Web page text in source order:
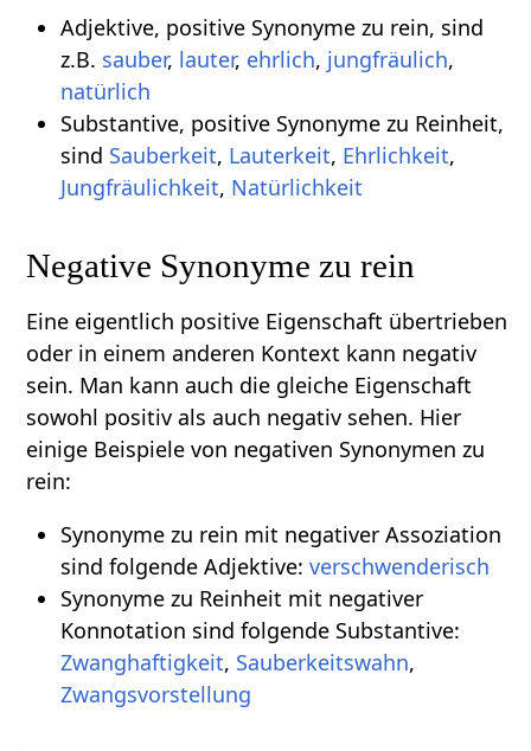
Adjektive, positive Synonyme zu rein, sind
z.B. sauber, lauter, ehrlich, jungfräulich,
natürlich
Substantive, positive Synonyme zu Reinheit,
sind Sauberkeit, Lauterkeit, Ehrlichkeit,
Jungfräulichkeit, Natürlichkeit
Negative Synonyme zu rein
Eine eigentlich positive Eigenschaft übertrieben
oder in einem anderen Kontext kann negativ
sein. Man kann auch die gleiche Eigenschaft
sowohl positiv als auch negativ sehen. Hier
einige Beispiele von negativen Synonymen zu
rein:
Synonyme zu rein mit negativer Assoziation
sind folgende Adjektive: verschwenderisch
Synonyme zu Reinheit mit negativer
Konnotation sind folgende Substantive:
Zwanghaftigkeit, Sauberkeitswahn,
Zwangsvorstellung